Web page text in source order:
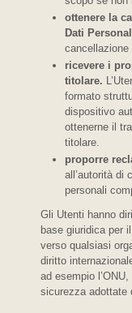
ottenere la
Dati
cancellazione
ricevere i
titolare.
formato
dispositivo
ottenerne il
titolare.
proporre
all’autorità di
personali
Gli Utenti hanno
base giuridica per
verso qualsiasi
diritto
ad esempio
sicurezza adottate